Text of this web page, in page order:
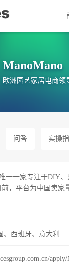
ManoMano
欧洲园艺家居电商领
问答 实操
一一家专注于DIY
，平台为中国卖家
、西班牙、意大利
apply/